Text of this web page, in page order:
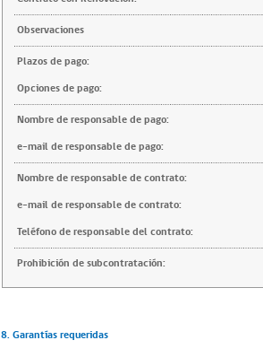
Observaciones
Plazos de pago:
Opciones de pago:
Nombre de responsable de pago:
e-mail de responsable de pago:
Nombre de responsable de contrato:
e-mail de responsable de contrato:
Teléfono de responsable del contrato:
Prohibición de subcontratación:
8. Garantías requeridas